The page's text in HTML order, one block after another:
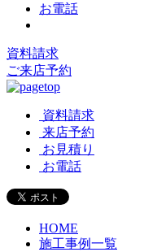
お電話
資料請求
ご来店予約
資料請求
来店予約
お見積り
お電話
HOME
施工事例一覧